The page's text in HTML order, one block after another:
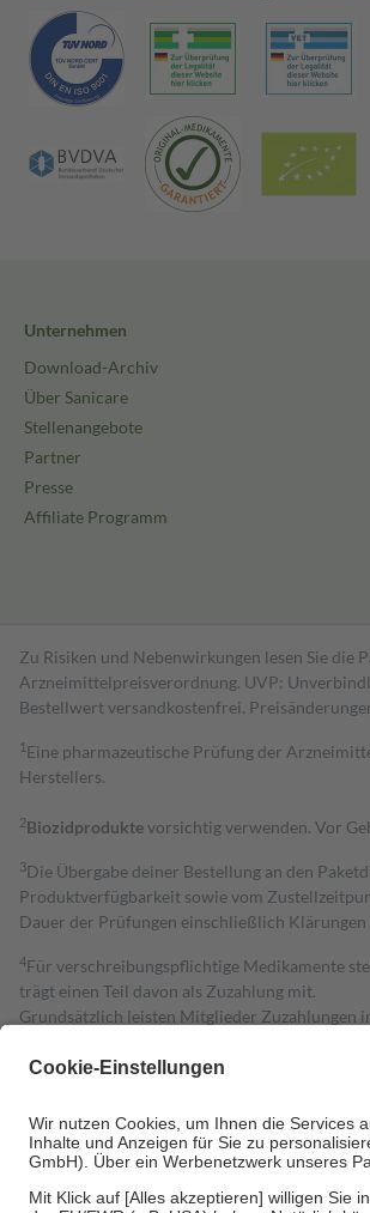
Unternehmen
Download-Archiv
Über Sanicare
Stellenangebote
Partner
Presse
Affiliate Programm
Zu Risiken und Nebenwirkungen lesen Sie
Arzneimittelpreisverordnung. UVP:
Bestell­wert versand­kosten­frei.
1 Eine pharmazeutische Prüfung der
Herstellers.
2Biozidproduktevorsichtig verwenden. Vor
3Die Übergabe deiner Bestellung an den
Produktverfügbarkeit sowie vom
Dauer der Prüfungen einschließlich Klärungen
4Für verschreibungspflichtige Medikamente
trägt einen Teil davon als Zuzahlung mit.
Grundsätzlich leisten Mitglieder Zuzahlungen
Diese Regeln gelten grundsätzlich auch für
Um das Engagement der Versicherten für
• Kindern und Jugendlichen bis zum
• Untersuchungen zur Vorsorge und
• empfohlenen Schutzimpfungen